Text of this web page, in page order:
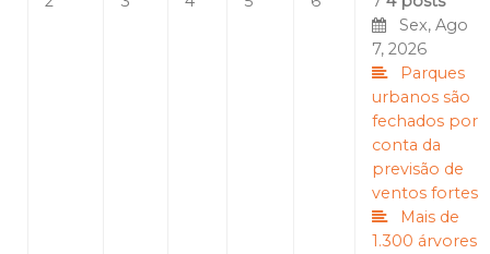
Sex, Ago
7, 2026
Parques
urbanos são
fechados por
conta da
previsão de
ventos fortes
Mais de
1.300 árvores